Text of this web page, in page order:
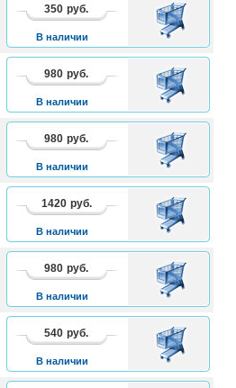
350 руб.
В наличии
В
КОРЗИНУ
980 руб.
В наличии
В
КОРЗИНУ
980 руб.
В наличии
В
КОРЗИНУ
1420 руб.
В наличии
В
КОРЗИНУ
980 руб.
В наличии
В
КОРЗИНУ
540 руб.
В наличии
В
КОРЗИНУ